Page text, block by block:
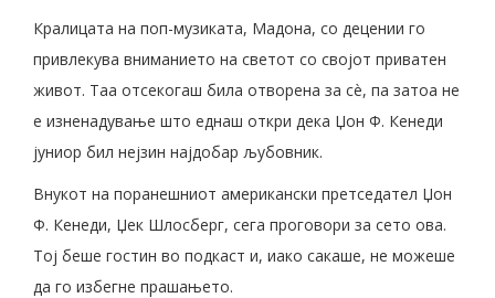
Кралицата на поп-музиката, Мадона, со децении го
привлекува вниманието на светот со својот приватен
живот. Таа отсекогаш била отворена за сè, па затоа не
е изненадување што еднаш откри дека Џон Ф. Кенеди
јуниор бил нејзин најдобар љубовник.
Внукот на поранешниот американски претседател Џон
Ф. Кенеди, Џек Шлосберг, сега проговори за сето ова.
Тој беше гостин во подкаст и, иако сакаше, не можеше
да го избегне прашањето.